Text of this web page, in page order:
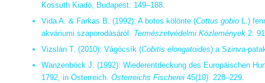
Kossuth Kiadó, Budapest: 149–188.
Vida A. & Farkas B. (1992): A botos kölönte (Cottus gobio L.)
akváriumi szaporodásáról. Természetvédelmi Közlemények 2:
Vizslán T. (2010): Vágócsík (Cobitis elongatoides) a Szinva-
Wanzenböck J. (1992): Wiederentdeckung des Europäischen
1792, in Österreich. Österreichs Fischerei 45(10): 228–229.